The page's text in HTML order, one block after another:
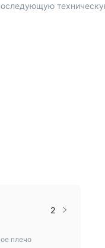
2
плечо